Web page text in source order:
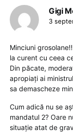
Gigi
3
Minciuni
la curent cu ceea
Din păcate,
apropiați ai
sa demascheze
Cum adică nu se
mandatul 2? Oare
situație atat de